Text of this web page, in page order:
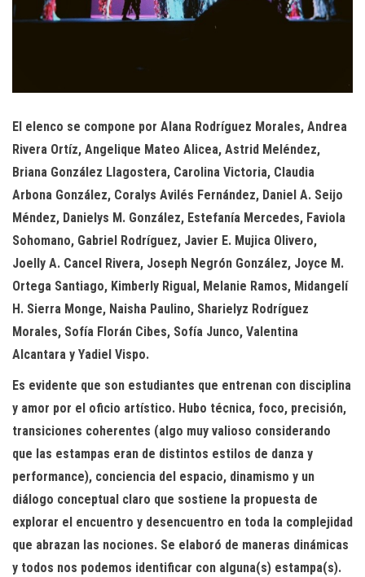
El elenco se compone por Alana Rodríguez Morales, Andrea
Rivera Ortíz, Angelique Mateo Alicea, Astrid Meléndez,
Briana González Llagostera, Carolina Victoria, Claudia
Arbona González, Coralys Avilés Fernández, Daniel A. Seijo
Méndez, Danielys M. González, Estefanía Mercedes, Faviola
Sohomano, Gabriel Rodríguez, Javier E. Mujica Olivero,
Joelly A. Cancel Rivera, Joseph Negrón González, Joyce M.
Ortega Santiago, Kimberly Rigual, Melanie Ramos, Midangelí
H. Sierra Monge, Naisha Paulino, Sharielyz Rodríguez
Morales, Sofía Florán Cibes, Sofía Junco, Valentina
Alcantara y Yadiel Vispo.
Es evidente que son estudiantes que entrenan con disciplina
y amor por el oficio artístico. Hubo técnica, foco, precisión,
transiciones coherentes (algo muy valioso considerando
que las estampas eran de distintos estilos de danza y
performance), conciencia del espacio, dinamismo y un
diálogo conceptual claro que sostiene la propuesta de
explorar el encuentro y desencuentro en toda la complejidad
que abrazan las nociones. Se elaboró de maneras dinámicas
y todos nos podemos identificar con alguna(s) estampa(s).